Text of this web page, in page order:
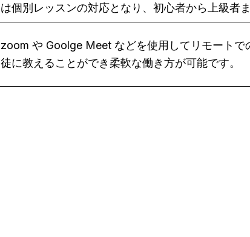
は個別レッスンの対応となり、初心者から上級者
zoom や Goolge Meet などを使用してリモート
徒に教えることができ柔軟な働き方が可能です。